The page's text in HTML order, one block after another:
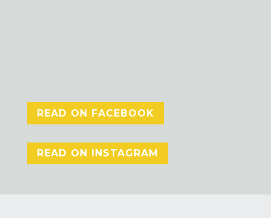
READ ON FACEBOOK
READ ON INSTAGRAM